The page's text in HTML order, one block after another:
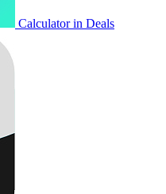
Calculator in Deals